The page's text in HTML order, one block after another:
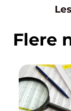
Flere